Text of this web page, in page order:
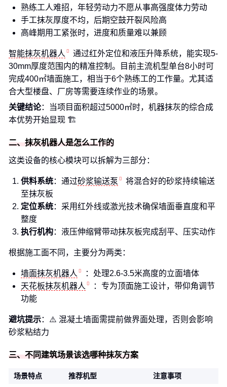
熟练工人难招，年轻劳动力不愿从事高强度体力劳动
手工抹灰厚度不均，后期空鼓开裂风险高
高峰期用工紧张时，进度和质量难以兼顾
智能抹灰机器人
通过红外定位和液压升降系统，能实现5-
30mm厚度范围内的精准控制。目前主流机型单台8小时可
完成400㎡墙面施工，相当于6个熟练工的工作量。尤其适
合大型楼盘、厂房等需要连续作业的场景。
关键结论：当项目面积超过5000㎡时，机器抹灰的综合成
本优势开始显现 🏗️
二、抹灰机器人是怎么工作的
这类设备的核心模块可以拆解为三部分：
供料系统：通过砂浆输送泵
将混合好的砂浆持续输送
至抹灰板
定位系统：采用红外线或激光技术确保墙面垂直度和平
整度
执行机构：液压伸缩臂带动抹灰板完成刮平、压实动作
根据施工面不同，主要分为两类：
墙面抹灰机器人
：处理2.6-3.5米高度的立面墙体
天花板抹灰机器人
：专为顶面施工设计，带仰角调节
功能
避坑提示：⚠️ 混凝土墙面需提前做界面处理，否则会影响
砂浆粘结力
三、不同建筑场景该选哪种抹灰方案
场景特点 推荐机型
注意事项